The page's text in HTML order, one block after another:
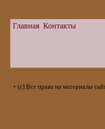
Главная Контакты
+ (с) Все права на материалы